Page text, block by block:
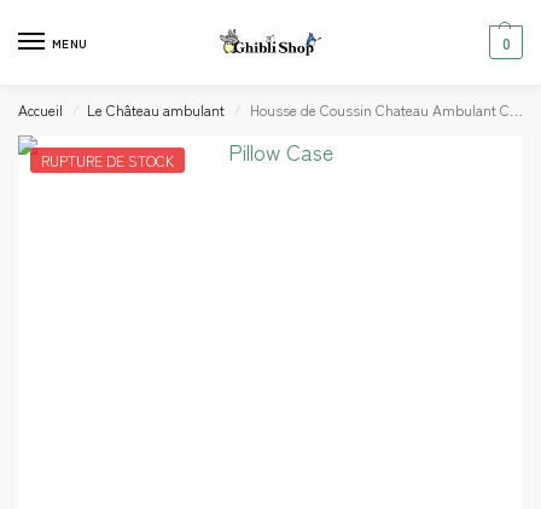
MENU 0
Accueil / Le Château ambulant / Housse de Coussin Chateau Ambulant Calcifer
RUPTURE DE STOCK